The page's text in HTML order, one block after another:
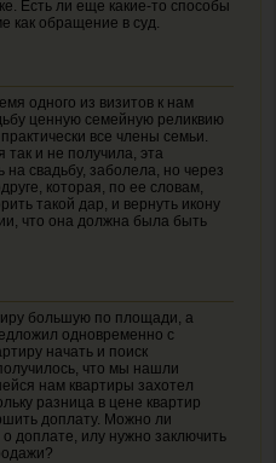
Есть ли еще какие-то способы
как обращение в суд.
одного из визитов к нам
ценную семейную реликвию
все члены семьи.
так и не получила, эта
на свадьбу, заболела, но через
которая, по ее словам,
такой дар, и вернуть икону
что она должна была быть
большую по площади, а
одновременно с
начать и поиск
что мы нашли
нам квартиры захотел
разница в цене квартир
доплату. Можно ли
доплате, илу нужно заключить